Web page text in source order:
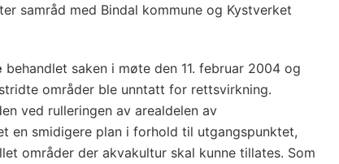
samråd med Bindal kommune og Kystverket
behandlet saken i møte den 11. februar 2004 og
områder ble unntatt for rettsvirkning.
ved rulleringen av arealdelen av
en smidigere plan i forhold til utgangspunktet,
områder der akvakultur skal kunne tillates. Som